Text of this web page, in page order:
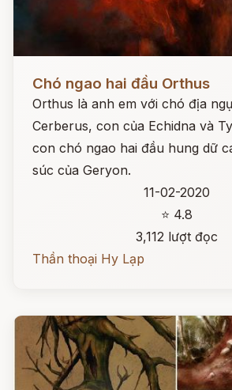
Chó ngao hai đầu Orthus
Orthus là anh em với chó địa
Cerberus, con của Echidna và
con chó ngao hai đầu hung dữ
súc của Geryon.
11-02-2020
⭐ 4.8
3,112 lượt đọc
Thần thoại Hy Lạp